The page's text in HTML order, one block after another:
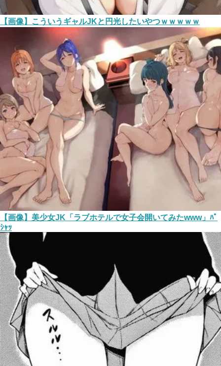
【画像】こういうギャルJKと円光したいやつｗｗｗｗｗ
【画像】美少女JK「ラブホテルで女子会開いてみたwww」ﾊﾟ
ｼｬｯ